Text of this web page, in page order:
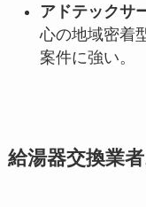
アドテックサ
心の地域密着
案件に強い。
給湯器交換業